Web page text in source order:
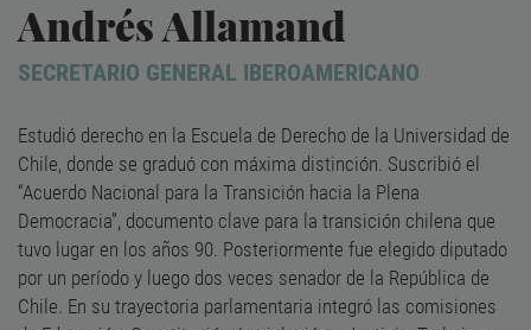
Andrés Allamand
SECRETARIO GENERAL IBEROAMERICANO
Estudió derecho en la Escuela de Derecho de la Universidad de
Chile, donde se graduó con máxima distinción. Suscribió el
“Acuerdo Nacional para la Transición hacia la Plena
Democracia”, documento clave para la transición chilena que
tuvo lugar en los años 90. Posteriormente fue elegido diputado
por un período y luego dos veces senador de la República de
Chile. En su trayectoria parlamentaria integró las comisiones